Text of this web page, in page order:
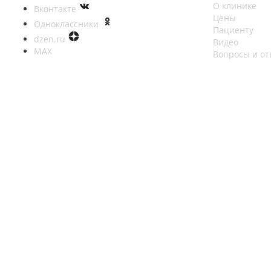
Вконтакте
Одноклассники
dzen.ru
MAX
О клинике
Цены
Пациенту
Видео
Вопросы и